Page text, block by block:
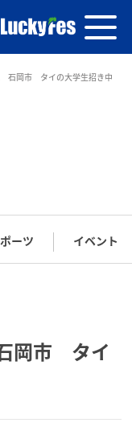
石岡市 タイの大学生招き中
ーツ イベント
岡市 タイ